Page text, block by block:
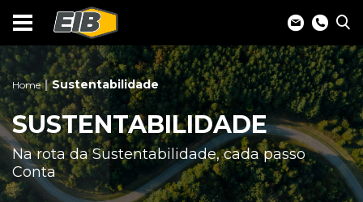
Home Sustentabilidade
SUSTENTABILIDADE
Na rota da Sustentabilidade, cada passo
Conta